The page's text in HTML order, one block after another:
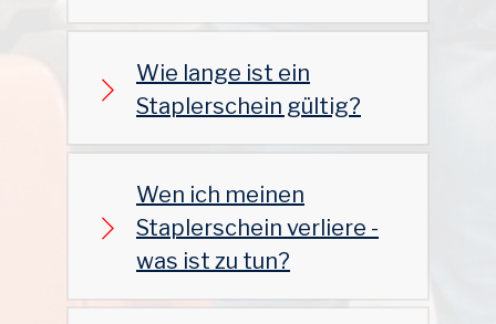
Wie lange ist ein
Staplerschein gültig?
Wen ich meinen
Staplerschein verliere -
was ist zu tun?